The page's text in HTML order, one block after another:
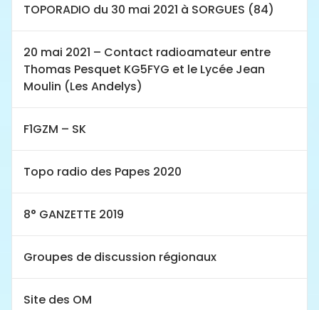
TOPORADIO du 30 mai 2021 à SORGUES (84)
20 mai 2021 – Contact radioamateur entre
Thomas Pesquet KG5FYG et le Lycée Jean
Moulin (Les Andelys)
F1GZM – SK
Topo radio des Papes 2020
8° GANZETTE 2019
Groupes de discussion régionaux
Site des OM